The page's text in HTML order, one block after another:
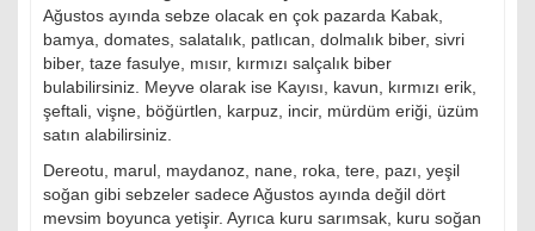
Ağustos ayında sebze olacak en çok pazarda Kabak,
bamya, domates, salatalık, patlıcan, dolmalık biber, sivri
biber, taze fasulye, mısır, kırmızı salçalık biber
bulabilirsiniz. Meyve olarak ise Kayısı, kavun, kırmızı erik,
şeftali, vişne, böğürtlen, karpuz, incir, mürdüm eriği, üzüm
satın alabilirsiniz.
Dereotu, marul, maydanoz, nane, roka, tere, pazı, yeşil
soğan gibi sebzeler sadece Ağustos ayında değil dört
mevsim boyunca yetişir. Ayrıca kuru sarımsak, kuru soğan